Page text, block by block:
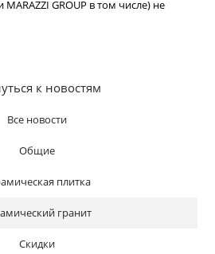
GROUP в том числе) не
к новостям
Все новости
Общие
плитка
гранит
Скидки